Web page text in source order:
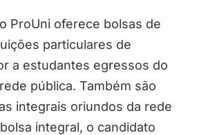
ProUni oferece bolsas de
particulares de
a estudantes egressos do
pública. Também são
integrais oriundos da rede
integral, o candidato